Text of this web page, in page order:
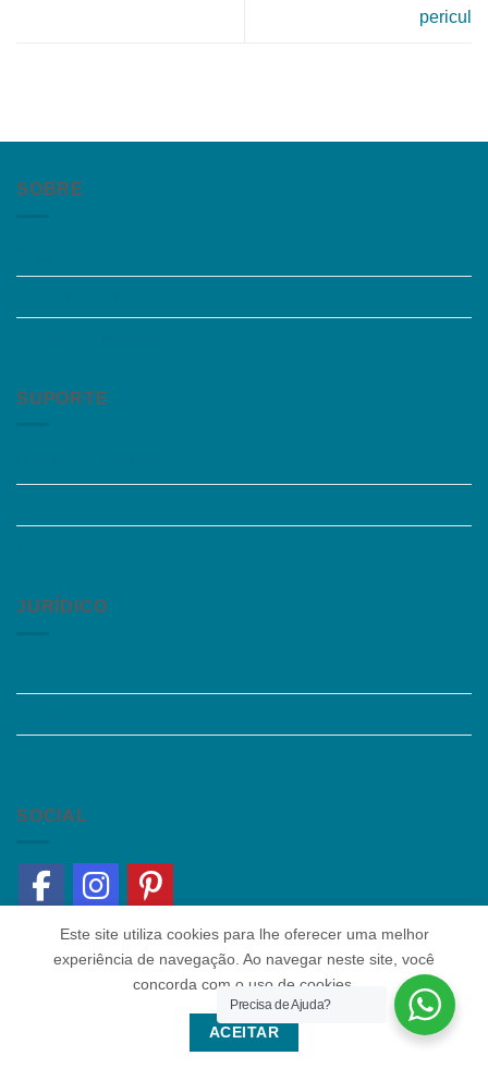
pericul
SOBRE
SUPORTE
JURÍDICO
SOCIAL
Política de Privacidade
Contato
Copyright 2026 ©Colaborar Educacional
Precisa de Ajuda?
Este site utiliza cookies para lhe oferecer uma melhor
experiência de navegação. Ao navegar neste site, você
concorda com o uso de cookies.
ACEITAR